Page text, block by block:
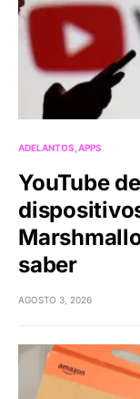
ADELANTOS APPS
YouTube
saber
AGOSTO 3, 2026